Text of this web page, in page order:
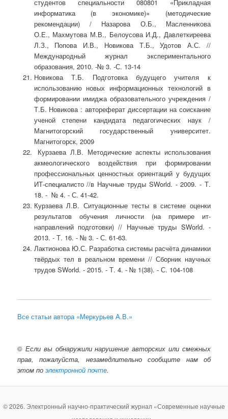
студентов специальности 080801 «Прикладная
информатика (в экономике)» (методические
рекомендации) / Назарова О.Б., Масленникова
О.Е., Махмутова М.В., Белоусова И.Д., Давлеткиреева
Л.З., Попова И.В., Новикова Т.Б., Удотов А.С. //
Международный журнал экспериментального
образования, 2010. -№ 3. -С. 13-14
Новикова Т.Б. Подготовка будущего учителя к
использованию новых информационных технологий в
формировании имиджа образовательного учреждения /
Т.Б. Новикова : автореферат диссертации на соискание
ученой степени кандидата педагогических наук /
Магнитогорский государственный университет.
Магнитогорск, 2009
Курзаева Л.В. Методические аспекты использования
акмеологического воздействия при формировании
профессиональных ценностных ориентаций у будущих
ИТ-специалисто //в Научные труды SWorld. - 2009. - Т.
18. - № 4. - С. 41-42.
Курзаева Л.В. Ситуационные тесты в системе оценки
результатов обучения личности (на примере ит-
направлений подготовки) // Научные труды SWorld. -
2013. - Т. 16. - № 3. - С. 61-63.
Лактионова Ю.С. Разработка системы расчёта динамики
твёрдых тел в реальном времени // Сборник научных
трудов SWorld. - 2015. - Т. 4. - № 1(38). - С. 104-108
Все статьи автора «Меркурьев А.В.»
© Если вы обнаружили нарушение авторских или смежных
прав, пожалуйста, незамедлительно сообщите нам об
этом поэлектронной почте.
© 2026. Электронный научно-практический журнал «Современные научные